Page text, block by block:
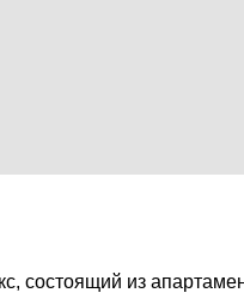
состоящий из